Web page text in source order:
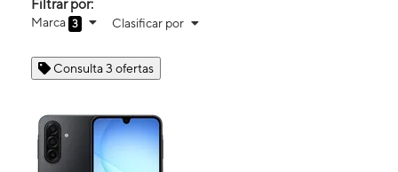
Filtrar por:
Marca 3 Clasificar por
Consulta 3 ofertas